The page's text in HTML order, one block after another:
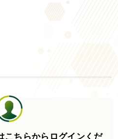
こちらからログインくだ